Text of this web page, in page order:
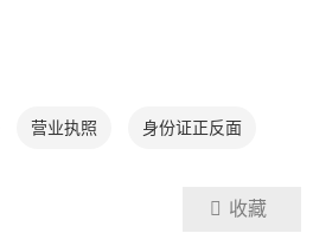
营业执照 身份证正反面
收藏